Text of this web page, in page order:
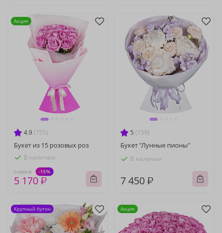
4.9 (755)
Букет из 15 розовых роз
В наличии
6 080 ₽ -15%
5 170 ₽
Акция
5 (159)
Букет "Лунные пионы"
В наличии
7 450 ₽
Крупный бутон Акция